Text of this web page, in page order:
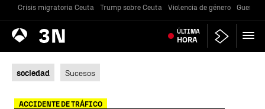
Crisis migratoria Ceuta Trump sobre Ceuta Violencia de género Guerra
Antena
3 Noticias ÚLTIMA
HORA
sociedad Sucesos
ACCIDENTE DE TRÁFICO